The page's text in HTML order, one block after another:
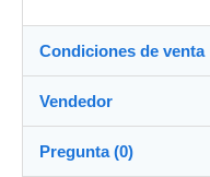
caractéristique
(voir épisode : la
du tueur, ses
avec sa femme
paisible maison jaune,
ses enquêtes en tant
Condiciones de venta
Destino:
Ver la lista de países
Vendedor
Pregunta (0)